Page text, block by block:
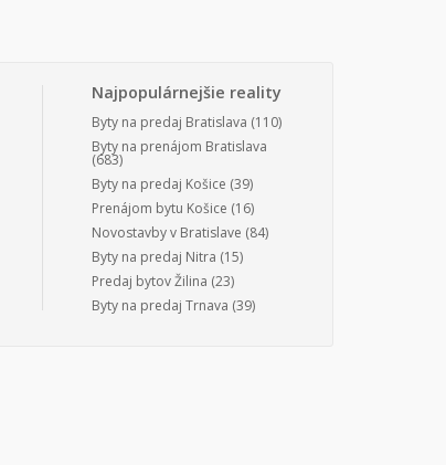
Najpopulárnejšie reality
Byty na predaj Bratislava (110)
Byty na prenájom Bratislava
(683)
Byty na predaj Košice (39)
Prenájom bytu Košice (16)
Novostavby v Bratislave (84)
Byty na predaj Nitra (15)
Predaj bytov Žilina (23)
Byty na predaj Trnava (39)